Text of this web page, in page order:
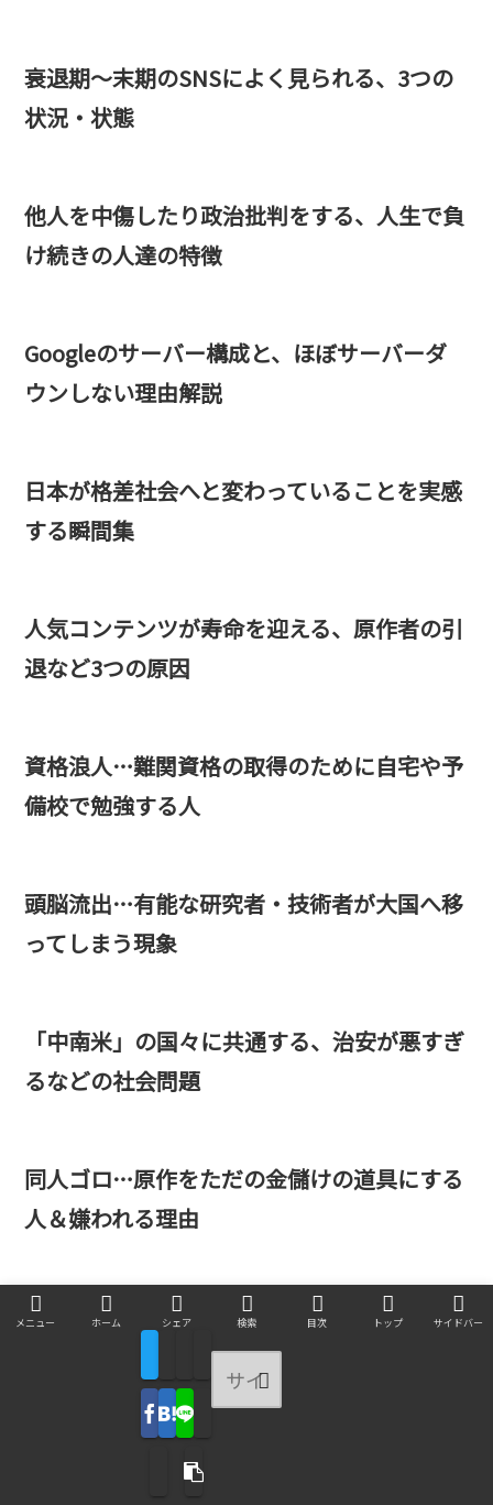
衰退期～末期のSNSによく見られる、3つの
状況・状態
他人を中傷したり政治批判をする、人生で負
け続きの人達の特徴
Googleのサーバー構成と、ほぼサーバーダ
ウンしない理由解説
日本が格差社会へと変わっていることを実感
する瞬間集
人気コンテンツが寿命を迎える、原作者の引
退など3つの原因
資格浪人…難関資格の取得のために自宅や予
備校で勉強する人
頭脳流出…有能な研究者・技術者が大国へ移
ってしまう現象
「中南米」の国々に共通する、治安が悪すぎ
るなどの社会問題
同人ゴロ…原作をただの金儲けの道具にする
人＆嫌われる理由
オタク…ハマっている趣味の知識は豊富だが
社交性がとぼしい人
る、主な2つの末路
メニュー ホーム シェア 検索 目次 トップ サイドバー